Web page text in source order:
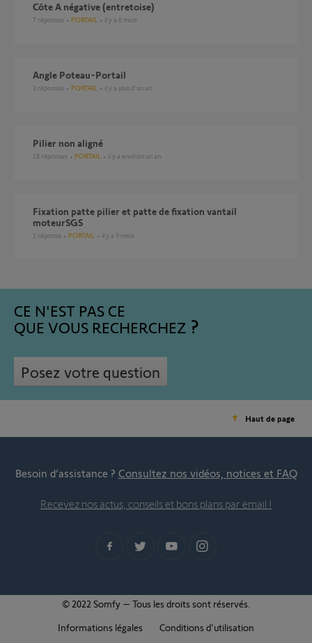
Côte A négative (entretoise)
7 réponses PORTAIL il y a 6 mois
Angle Poteau-Portail
3 réponses PORTAIL il y a plus d'un an
Pilier non aligné
18 réponses PORTAIL il y a environ un an
fixation patte pilier et patte de fixation vantail
moteurSGS
1 réponse PORTAIL il y a 9 mois
CE N'EST PAS CE
QUE VOUS RECHERCHEZ
Posez votre question
Haut de page
Besoin d’assistance ? Consultez nos vidéos, notices et FAQ
Recevez nos actus, conseils et bons plans par email !
© 2022 Somfy – Tous les droits sont réservés.
Informations légales
Conditions d'utilisation